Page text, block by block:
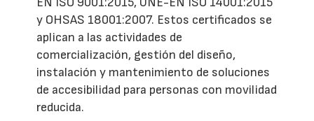
y OHSAS 18001:2007. Estos certificados se
aplican a las actividades de
comercialización, gestión del diseño,
instalación y mantenimiento de soluciones
de accesibilidad para personas con movilidad
reducida.